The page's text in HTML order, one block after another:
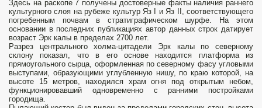
Здесь на раскопе 7 получены достоверные факты наличия раннего
культурного слоя на рубеже культур Яз I и Яз II, соответствующего
погребенным почвам в стратиграфическом шурфе. На этом
основании в последних публикациях автор данных строк датирует
возраст Эрк калы в пределах 2700 лет.
Разрез центрального холма-цитадели Эрк калы по северному
склону показал, что в его основе находится платформа из
прямоугольного сырца, оформленная по северному фасу угловыми
выступами, образующими углубленную нишу, по краю которой, на
высоте 15 метров, находился храм огня под открытым небом,
функционировавший одновременно с ранними постройками
городища.